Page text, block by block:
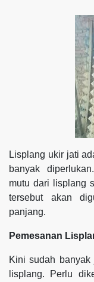
Lisplang ukir jati
banyak
mutu dari lisplang
tersebut akan
panjang.
Pemesanan
Kini sudah
lisplang. Perlu